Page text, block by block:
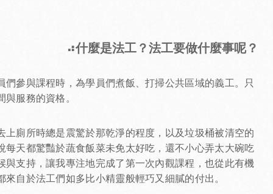
⠴什麼是法工？法工要做什麼事呢？
參與課程時，為學員們煮飯、打掃公共區域的義工。只
服務的資格。
廁所時總是震驚於那乾淨的程度，以及垃圾桶被清空的
天都驚豔於蔬食飯菜未免太好吃，還不小心弄太大碗吃
支持，讓我專注地完成了第一次內觀課程，也從此有機
自於法工們如多比小精靈般輕巧又細膩的付出。